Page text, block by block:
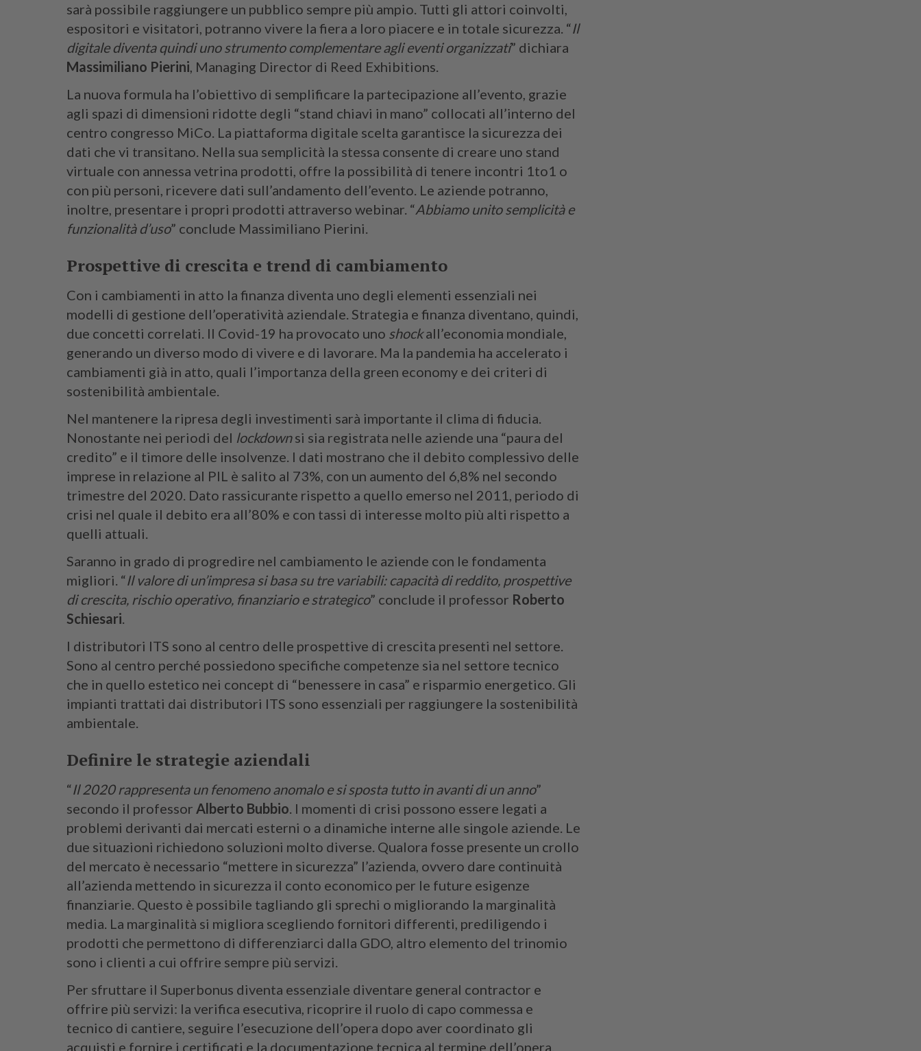
sarà possibile raggiungere un pubblico sempre più ampio. Tutti gli attori coinvolti,
espositori e visitatori, potranno vivere la fiera a loro piacere e in totale sicurezza. “Il
digitale diventa quindi uno strumento complementare agli eventi organizzati” dichiara
Massimiliano Pierini, Managing Director di Reed Exhibitions.
La nuova formula ha l’obiettivo di semplificare la partecipazione all’evento, grazie
agli spazi di dimensioni ridotte degli “stand chiavi in mano” collocati all’interno del
centro congresso MiCo. La piattaforma digitale scelta garantisce la sicurezza dei
dati che vi transitano. Nella sua semplicità la stessa consente di creare uno stand
virtuale con annessa vetrina prodotti, offre la possibilità di tenere incontri 1to1 o
con più personi, ricevere dati sull’andamento dell’evento. Le aziende potranno,
inoltre, presentare i propri prodotti attraverso webinar. “Abbiamo unito semplicità e
funzionalità d’uso” conclude Massimiliano Pierini.
Prospettive di crescita e trend di cambiamento
Con i cambiamenti in atto la finanza diventa uno degli elementi essenziali nei
modelli di gestione dell’operatività aziendale. Strategia e finanza diventano, quindi,
due concetti correlati. Il Covid-19 ha provocato uno shockall’economia mondiale,
generando un diverso modo di vivere e di lavorare. Ma la pandemia ha accelerato i
cambiamenti già in atto, quali l’importanza della green economy e dei criteri di
sostenibilità ambientale.
Nel mantenere la ripresa degli investimenti sarà importante il clima di fiducia.
Nonostante nei periodi del lockdownsi sia registrata nelle aziende una “paura del
credito” e il timore delle insolvenze. I dati mostrano che il debito complessivo delle
imprese in relazione al PIL è salito al 73%, con un aumento del 6,8% nel secondo
trimestre del 2020. Dato rassicurante rispetto a quello emerso nel 2011, periodo di
crisi nel quale il debito era all’80% e con tassi di interesse molto più alti rispetto a
quelli attuali.
Saranno in grado di progredire nel cambiamento le aziende con le fondamenta
migliori. “Il valore di un’impresa si basa su tre variabili: capacità di reddito, prospettive
di crescita, rischio operativo, finanziario e strategico” conclude il professor Roberto
Schiesari.
I distributori ITS sono al centro delle prospettive di crescita presenti nel settore.
Sono al centro perché possiedono specifiche competenze sia nel settore tecnico
che in quello estetico nei concept di “benessere in casa” e risparmio energetico. Gli
impianti trattati dai distributori ITS sono essenziali per raggiungere la sostenibilità
ambientale.
Definire le strategie aziendali
“Il 2020 rappresenta un fenomeno anomalo e si sposta tutto in avanti di un anno”
secondo il professor Alberto Bubbio. I momenti di crisi possono essere legati a
problemi derivanti dai mercati esterni o a dinamiche interne alle singole aziende. Le
due situazioni richiedono soluzioni molto diverse. Qualora fosse presente un crollo
del mercato è necessario “mettere in sicurezza” l’azienda, ovvero dare continuità
all’azienda mettendo in sicurezza il conto economico per le future esigenze
finanziarie. Questo è possibile tagliando gli sprechi o migliorando la marginalità
media. La marginalità si migliora scegliendo fornitori differenti, prediligendo i
prodotti che permettono di differenziarci dalla GDO, altro elemento del trinomio
sono i clienti a cui offrire sempre più servizi.
Per sfruttare il Superbonus diventa essenziale diventare general contractor e
offrire più servizi: la verifica esecutiva, ricoprire il ruolo di capo commessa e
tecnico di cantiere, seguire l’esecuzione dell’opera dopo aver coordinato gli
acquisti e fornire i certificati e la documentazione tecnica al termine dell’opera.